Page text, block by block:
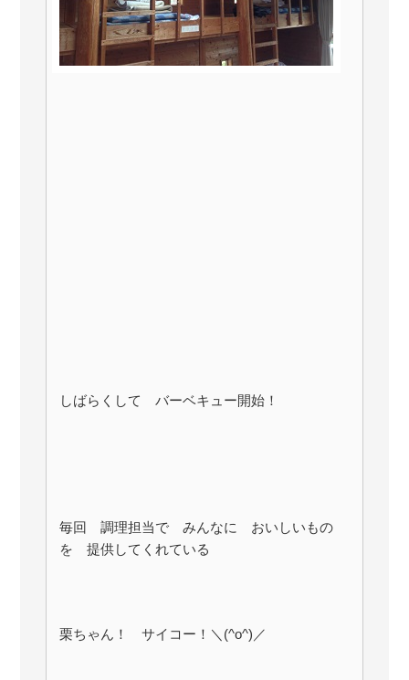
しばらくして バーベキュー開始！
毎回 調理担当で みんなに おいしいもの
を 提供してくれている
栗ちゃん！ サイコー！＼(^o^)／